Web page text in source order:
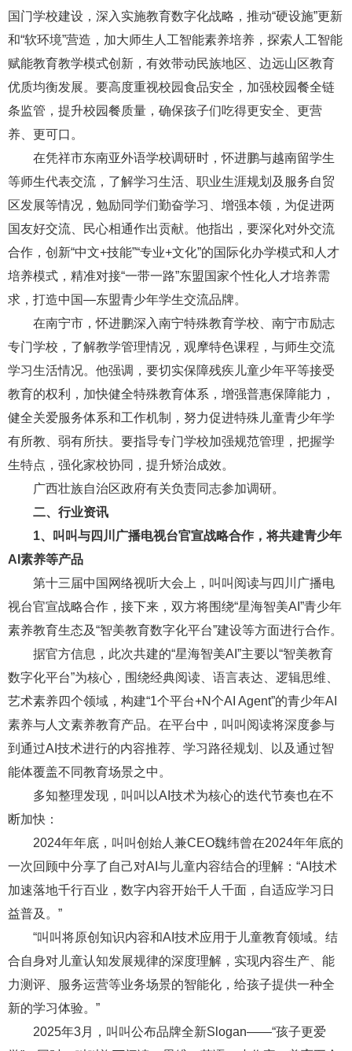
国门学校建设，深入实施教育数字化战略，推动“硬设施”更新
和“软环境”营造，加大师生人工智能素养培养，探索人工智能
赋能教育教学模式创新，有效带动民族地区、边远山区教育
优质均衡发展。要高度重视校园食品安全，加强校园餐全链
条监管，提升校园餐质量，确保孩子们吃得更安全、更营
养、更可口。
在凭祥市东南亚外语学校调研时，怀进鹏与越南留学生
等师生代表交流，了解学习生活、职业生涯规划及服务自贸
区发展等情况，勉励同学们勤奋学习、增强本领，为促进两
国友好交流、民心相通作出贡献。他指出，要深化对外交流
合作，创新“中文+技能”“专业+文化”的国际化办学模式和人才
培养模式，精准对接“一带一路”东盟国家个性化人才培养需
求，打造中国—东盟青少年学生交流品牌。
在南宁市，怀进鹏深入南宁特殊教育学校、南宁市励志
专门学校，了解教学管理情况，观摩特色课程，与师生交流
学习生活情况。他强调，要切实保障残疾儿童少年平等接受
教育的权利，加快健全特殊教育体系，增强普惠保障能力，
健全关爱服务体系和工作机制，努力促进特殊儿童青少年学
有所教、弱有所扶。要指导专门学校加强规范管理，把握学
生特点，强化家校协同，提升矫治成效。
广西壮族自治区政府有关负责同志参加调研。
二、行业资讯
1、
叫叫与四川广播电视台官宣战略合作，将共建青少年
AI素养等产品
第十三届中国网络视听大会上，叫叫阅读与四川广播电
视台官宣战略合作，接下来，双方将围绕“星海智美AI”青少年
素养教育生态及“智美教育数字化平台”建设等方面进行合作。
据官方信息，此次共建的“星海智美AI”主要以“智美教育
数字化平台”为核心，围绕经典阅读、语言表达、逻辑思维、
艺术素养四个领域，构建“1个平台+N个AI Agent”的青少年AI
素养与人文素养教育产品。在平台中，叫叫阅读将深度参与
到通过AI技术进行的内容推荐、学习路径规划、以及通过智
能体覆盖不同教育场景之中。
多知整理发现，叫叫以AI技术为核心的迭代节奏也在不
断加快：
2024年年底，叫叫创始人兼CEO魏纬曾在2024年年底的
一次回顾中分享了自己对AI与儿童内容结合的理解：“AI技术
加速落地千行百业，数字内容开始千人千面，自适应学习日
益普及。”
“叫叫将原创知识内容和AI技术应用于儿童教育领域。结
合自身对儿童认知发展规律的深度理解，实现内容生产、能
力测评、服务运营等业务场景的智能化，给孩子提供一种全
新的学习体验。”
2025年3月，叫叫公布品牌全新Slogan——“孩子更爱